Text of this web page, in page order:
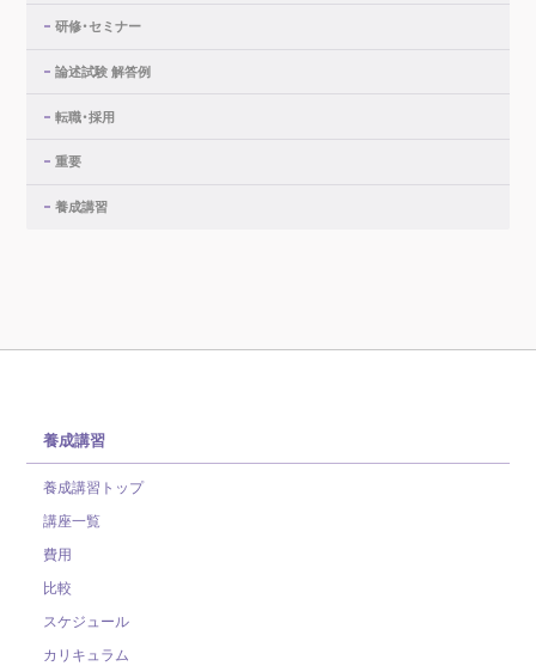
研修・セミナー
論述試験 解答例
転職・採用
重要
養成講習
養成講習
養成講習トップ
講座一覧
費用
比較
スケジュール
カリキュラム